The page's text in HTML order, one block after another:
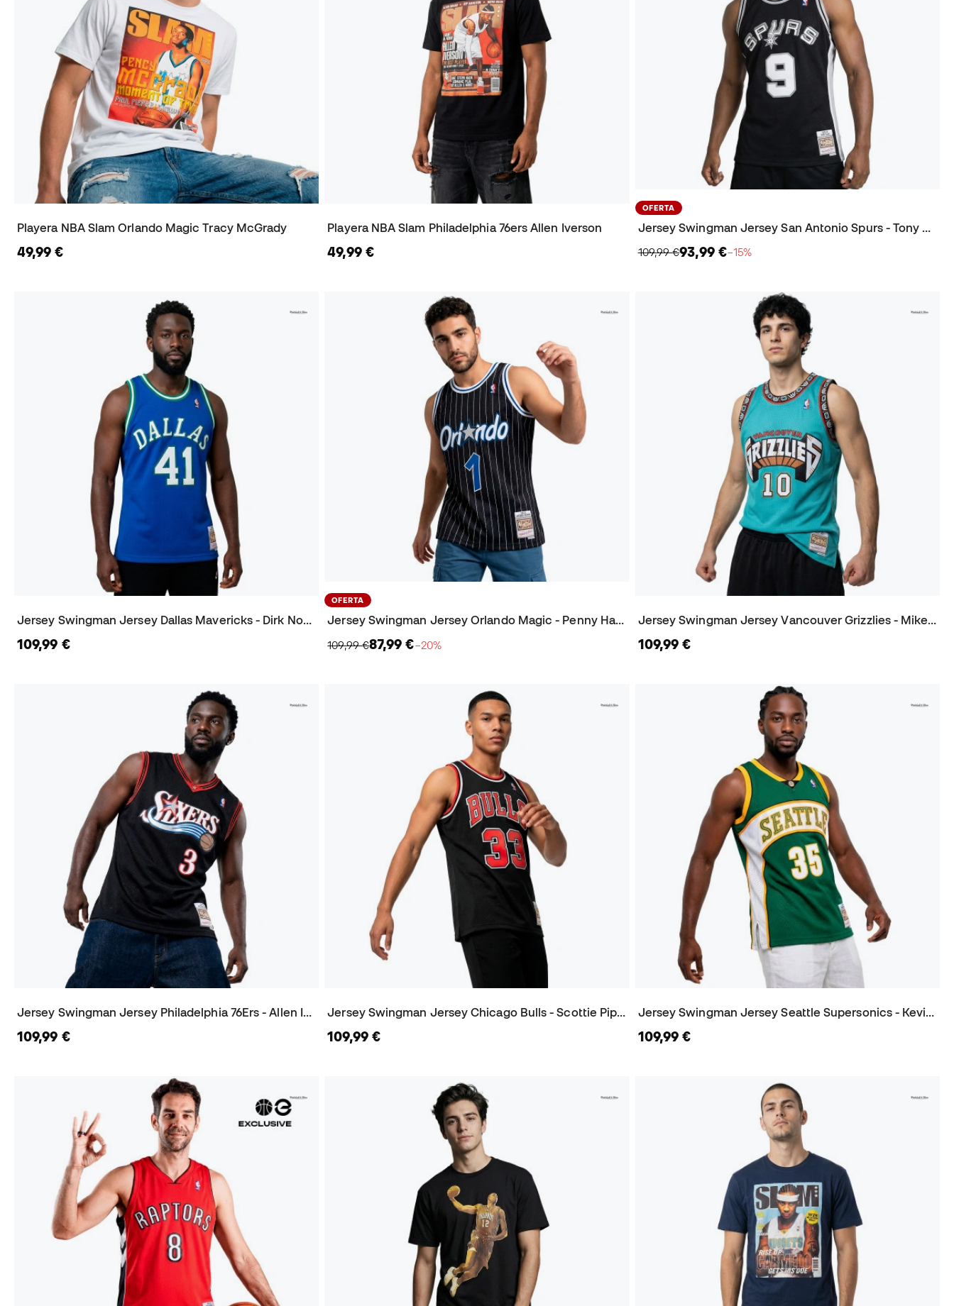
Playera NBA Slam Orlando Magic Tracy McGrady
49,99 €
Playera NBA Slam Philadelphia 76ers Allen Iverson
49,99 €
OFERTA
Jersey Swingman Jersey San Antonio Spurs - Tony Parker 2001
109,99 €93,99 €−15%
Jersey Swingman Jersey Dallas Mavericks - Dirk Nowitzki 1998-99
109,99 €
OFERTA
Jersey Swingman Jersey Orlando Magic - Penny Hardaway 1994-95
109,99 €87,99 €−20%
Jersey Swingman Jersey Vancouver Grizzlies - Mike Bibby 1998
109,99 €
Jersey Swingman Jersey Philadelphia 76Ers - Allen Iverson 2000
109,99 €
Jersey Swingman Jersey Chicago Bulls - Scottie Pippen 1997-98
109,99 €
Jersey Swingman Jersey Seattle Supersonics - Kevin Durant 2007
109,99 €